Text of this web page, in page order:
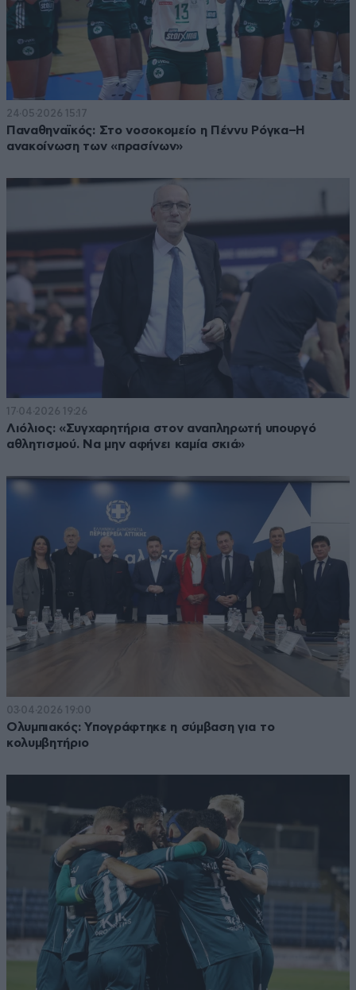
24·05·2026 15:17
Παναθηναϊκός: Στο νοσοκομείο η Πέννυ Ρόγκα–Η
ανακοίνωση των «πρασίνων»
17·04·2026 19:26
Λιόλιος: «Συγχαρητήρια στον αναπληρωτή υπουργό
αθλητισμού. Να μην αφήνει καμία σκιά»
03·04·2026 19:00
Ολυμπιακός: Υπογράφτηκε η σύμβαση για το
κολυμβητήριο